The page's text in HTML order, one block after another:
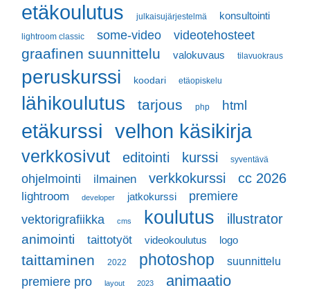
etäkoulutus julkaisujärjestelmä konsultointi
lightroom classic some-video videotehosteet
graafinen suunnittelu valokuvaus tilavuokraus
peruskurssi koodari etäopiskelu
lähikoulutus tarjous php html
etäkurssi velhon käsikirja
verkkosivut editointi kurssi syventävä
ohjelmointi ilmainen verkkokurssi cc 2026
lightroom developer jatkokurssi premiere
vektorigrafiikka cms koulutus illustrator
animointi taittotyöt videokoulutus logo
taittaminen 2022 photoshop suunnittelu
premiere pro layout 2023 animaatio